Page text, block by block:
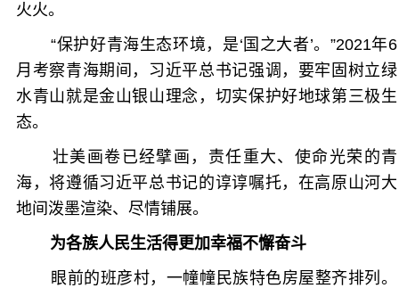
火火。
“保护好青海生态环境，是‘国之大者’。”2021年6
月考察青海期间，习近平总书记强调，要牢固树立绿
水青山就是金山银山理念，切实保护好地球第三极生
态。
壮美画卷已经擘画，责任重大、使命光荣的青
海，将遵循习近平总书记的谆谆嘱托，在高原山河大
地间泼墨渲染、尽情铺展。
为各族人民生活得更加幸福不懈奋斗
眼前的班彦村，一幢幢民族特色房屋整齐排列。